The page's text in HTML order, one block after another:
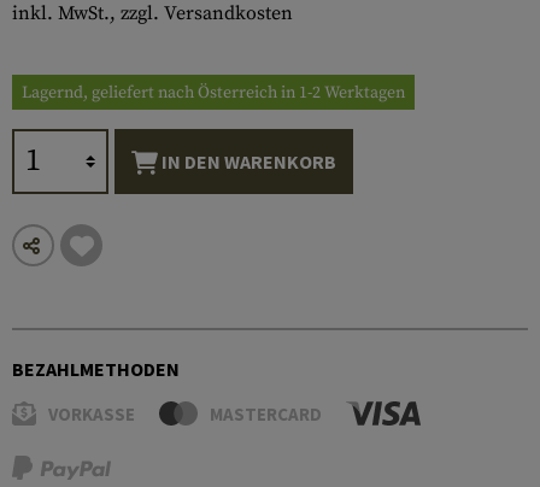
inkl. MwSt., zzgl. Versandkosten
Lagernd, geliefert nach Österreich in 1-2 Werktagen
IN DEN WARENKORB
BEZAHLMETHODEN
VORKASSE MASTERCARD